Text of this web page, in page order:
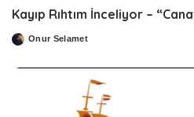
Kayıp Rıhtım İnceliyor –
PostedOnur Selamet